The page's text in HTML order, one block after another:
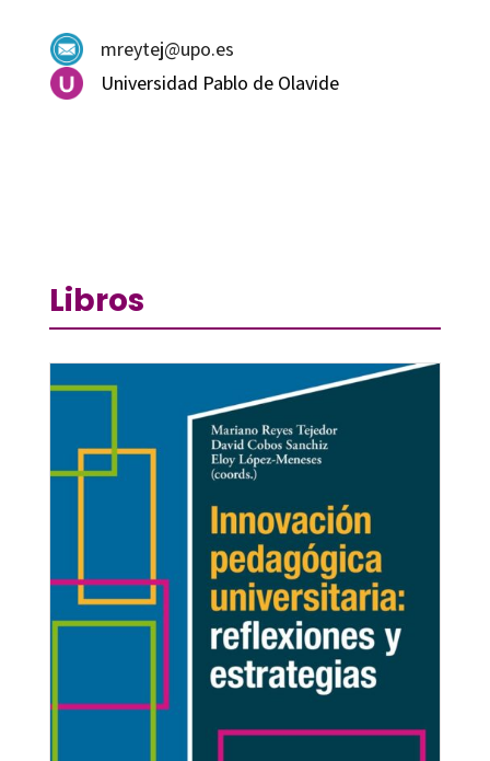
mreytej@upo.es
Universidad Pablo de Olavide
Libros